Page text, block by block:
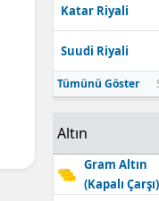
Katar Riyali
Suudi Riyali
Tümünü Göster
Altın
Gram Altın
(Kapalı Çarşı)